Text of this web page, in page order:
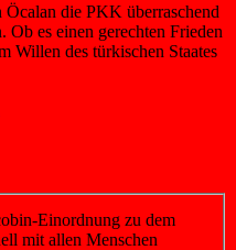
die PKK überraschend
Ob es einen gerechten Frieden
Willen des türkischen Staates
Einordnung zu dem
mit allen Menschen